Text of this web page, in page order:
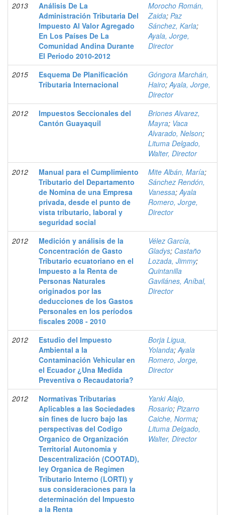
2013
Análisis De La
Administración Tributaria Del
Impuesto Al Valor Agregado
En Los Países De La
Comunidad Andina Durante
El Periodo 2010-2012
Morocho Román,
Zaida; Paz
Sánchez, Karla;
Ayala, Jorge,
Director
2015
Esquema De Planificación
Tributaria Internacional
Góngora Marchán,
Hairo;Ayala, Jorge,
Director
2012
Impuestos Seccionales del
Cantón Guayaquil
Briones Alvarez,
Mayra; Vaca
Alvarado, Nelson;
Lituma Delgado,
Walter, Director
2012
Manual para el Cumplimiento
Tributario del Departamento
de Nomina de una Empresa
privada, desde el punto de
vista tributario, laboral y
seguridad social
Mite Albán, María;
Sánchez Rendón,
Vanessa;Ayala
Romero, Jorge,
Director
2012
Medición y análisis de la
Concentración de Gasto
Tributario ecuatoriano en el
Impuesto a la Renta de
Personas Naturales
originados por las
deducciones de los Gastos
Personales en los períodos
fiscales 2008 - 2010
Vélez García,
Gladys; Castaño
Lozada, Jimmy;
Quintanilla
Gavilánes, Aníbal,
Director
2012
Estudio del Impuesto
Ambiental a la
Contaminación Vehicular en
el Ecuador ¿Una Medida
Preventiva o Recaudatoria?
Borja Ligua,
Yolanda;Ayala
Romero, Jorge,
Director
2012
Normativas Tributarias
Aplicables a las Sociedades
sin fines de lucro bajo las
perspectivas del Codigo
Organico de Organización
Territorial Autonomia y
Descentralización (COOTAD),
ley Organica de Regimen
Tributario Interno (LORTI) y
sus consideraciones para la
determinación del Impuesto
a la Renta
Yanki Alajo,
Rosario; Pizarro
Caiche, Norma;
Lituma Delgado,
Walter, Director